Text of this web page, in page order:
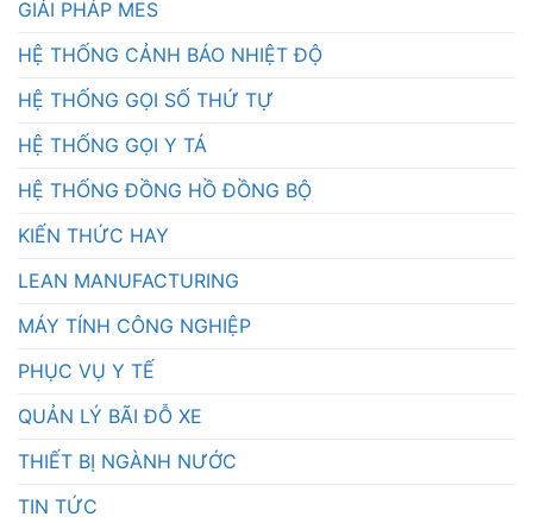
GIẢI PHÁP MES
HỆ THỐNG CẢNH BÁO NHIỆT ĐỘ
HỆ THỐNG GỌI SỐ THỨ TỰ
HỆ THỐNG GỌI Y TÁ
HỆ THỐNG ĐỒNG HỒ ĐỒNG BỘ
KIẾN THỨC HAY
LEAN MANUFACTURING
MÁY TÍNH CÔNG NGHIỆP
PHỤC VỤ Y TẾ
QUẢN LÝ BÃI ĐỖ XE
THIẾT BỊ NGÀNH NƯỚC
TIN TỨC